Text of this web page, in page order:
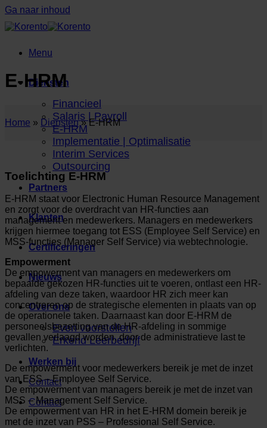
Ga naar inhoud
Menu
Diensten
Financieel
Salaris | Payroll
E-HRM
Implementatie | Optimalisatie
Interim Services
Outsourcing
Partners
Klanten
Certificeringen
Nieuws
Over ons
Even voorstellen
Erkend Leerbedrijf
Werken bij
Contact
Contact
E-HRM
Home » Diensten»E-HRM
Toelichting E-HRM
E-HRM staat voor Electronic Human Resource Management
en zorgt voor de overdracht van HR-functies aan
management en medewerkers. Managers en medewerkers
krijgen hiermee toegang tot ESS (Employee Self Service) en
MSS-functies (Manager Self Service) via webtechnologie.
Empowerment
De empowerment van managers en medewerkers om
bepaalde gekozen HR-functies uit te voeren, ontlast een HR-
afdeling van deze taken, waardoor HR zich meer kan
concentreren op de strategische elementen in plaats van op
de operationele taken. Daarnaast kan door E-HRM de
personeelsbezetting van de HR-afdeling in sommige
gevallen verlaagd worden, door de administratieve last te
verlichten.
De empowerment voor medewerkers bereik je met de inzet
van ESS – Employee Self Service.
De empowerment van managers bereik je met de inzet van
MSS – Management Self Service.
De empowerment van HR in het E-HRM domein bereik je
met de inzet van PSS – Professional Self Service.